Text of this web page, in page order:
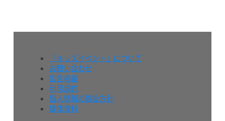
『キッズイベント』について
お問い合わせ
広告掲載
利用規約
個人情報の取扱方針
媒体資料